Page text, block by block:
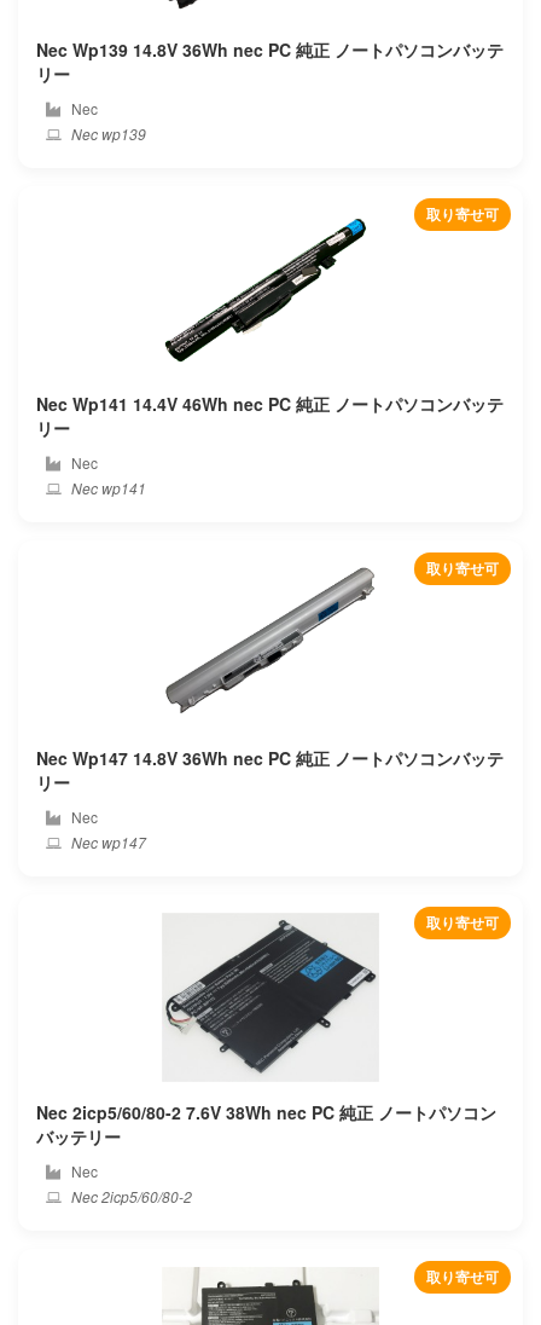
Samsung
Sanger
Siemens
Simplo
Terra
Terrans force
Toshiba
Trekstor
Nec Wp139 14.8V 36Wh nec PC 純正 ノートパソコンバッテ
リー
Nec
Nec wp139
取り寄せ可
Nec Wp141 14.4V 46Wh nec PC 純正 ノートパソコンバッテ
リー
Nec
Nec wp141
取り寄せ可
Nec Wp147 14.8V 36Wh nec PC 純正 ノートパソコンバッテ
リー
Nec
Nec wp147
取り寄せ可
Nec 2icp5/60/80-2 7.6V 38Wh nec PC 純正 ノートパソコン
バッテリー
Nec
Nec 2icp5/60/80-2
取り寄せ可